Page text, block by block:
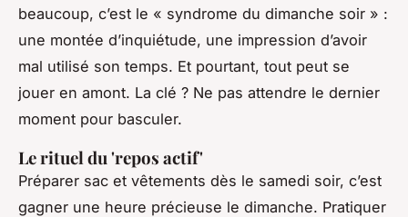
beaucoup, c’est le « syndrome du dimanche soir » :
une montée d’inquiétude, une impression d’avoir
mal utilisé son temps. Et pourtant, tout peut se
jouer en amont. La clé ? Ne pas attendre le dernier
moment pour basculer.
Le rituel du 'repos actif'
Préparer sac et vêtements dès le samedi soir, c’est
gagner une heure précieuse le dimanche. Pratiquer